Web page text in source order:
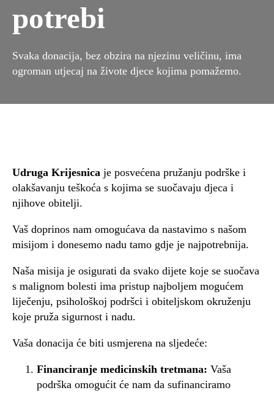
potrebi
Svaka donacija, bez obzira na njezinu veličinu, ima
ogroman utjecaj na živote djece kojima pomažemo.
Udruga Krijesnica je posvećena pružanju podrške i
olakšavanju teškoća s kojima se suočavaju djeca i
njihove obitelji.
Vaš doprinos nam omogućava da nastavimo s našom
misijom i donesemo nadu tamo gdje je najpotrebnija.
Naša misija je osigurati da svako dijete koje se suočava
s malignom bolesti ima pristup najboljem mogućem
liječenju, psihološkoj podršci i obiteljskom okruženju
koje pruža sigurnost i nadu.
Vaša donacija će biti usmjerena na sljedeće:
Financiranje medicinskih tretmana: Vaša
podrška omogućit će nam da sufinanciramo